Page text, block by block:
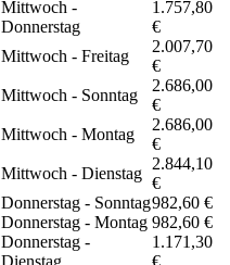
Mittwoch -
Donnerstag
1.757,80
€
Mittwoch - Freitag
2.007,70
€
Mittwoch - Sonntag
2.686,00
€
Mittwoch - Montag
2.686,00
€
Mittwoch - Dienstag
2.844,10
€
Donnerstag - Sonntag982,60 €
Donnerstag - Montag 982,60 €
Donnerstag -
Dienstag
1.171,30
€